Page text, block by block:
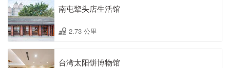
南屯犂头店生活馆
2.73 公里
台湾太阳饼博物馆